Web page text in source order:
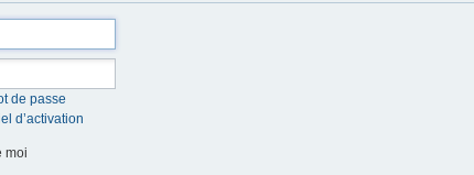
de passe
d’activation
moi